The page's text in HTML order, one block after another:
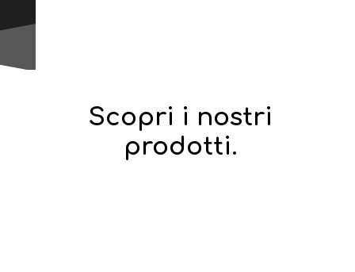
Scopri i nostri
prodotti.